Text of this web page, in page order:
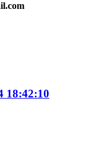
18:42:10